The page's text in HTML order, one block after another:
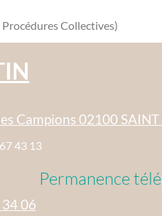
Collectives)
Campions 02100
43 13
Permanence
06